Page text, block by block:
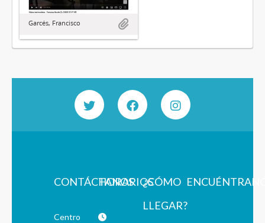
Garcés, Francisco
CONTÁCTANOS
Centro
HORARIOS¿CÓMO
LLEGAR?